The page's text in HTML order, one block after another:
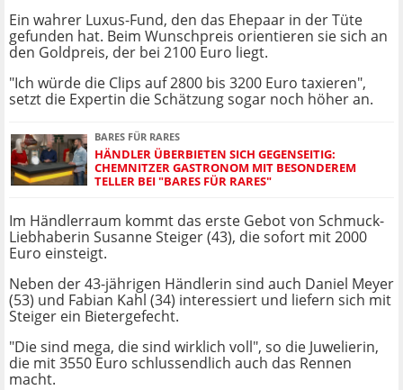
Ein wahrer Luxus-Fund, den das Ehepaar in der Tüte
gefunden hat. Beim Wunschpreis orientieren sie sich an
den Goldpreis, der bei 2100 Euro liegt.
"Ich würde die Clips auf 2800 bis 3200 Euro taxieren",
setzt die Expertin die Schätzung sogar noch höher an.
BARES FÜR RARES
HÄNDLER ÜBERBIETEN SICH GEGENSEITIG:
CHEMNITZER GASTRONOM MIT BESONDEREM
TELLER BEI "BARES FÜR RARES"
Im Händlerraum kommt das erste Gebot von Schmuck-
Liebhaberin Susanne Steiger (43), die sofort mit 2000
Euro einsteigt.
Neben der 43-jährigen Händlerin sind auch Daniel Meyer
(53) und Fabian Kahl (34) interessiert und liefern sich mit
Steiger ein Bietergefecht.
"Die sind mega, die sind wirklich voll", so die Juwelierin,
die mit 3550 Euro schlussendlich auch das Rennen
macht.